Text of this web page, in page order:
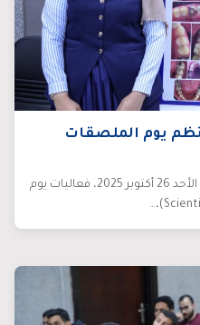
يوم الملصقات
نظمت كلية طب الفم والأسنان يوم الأحد 26 أكتوبر 2025، فعاليات يوم